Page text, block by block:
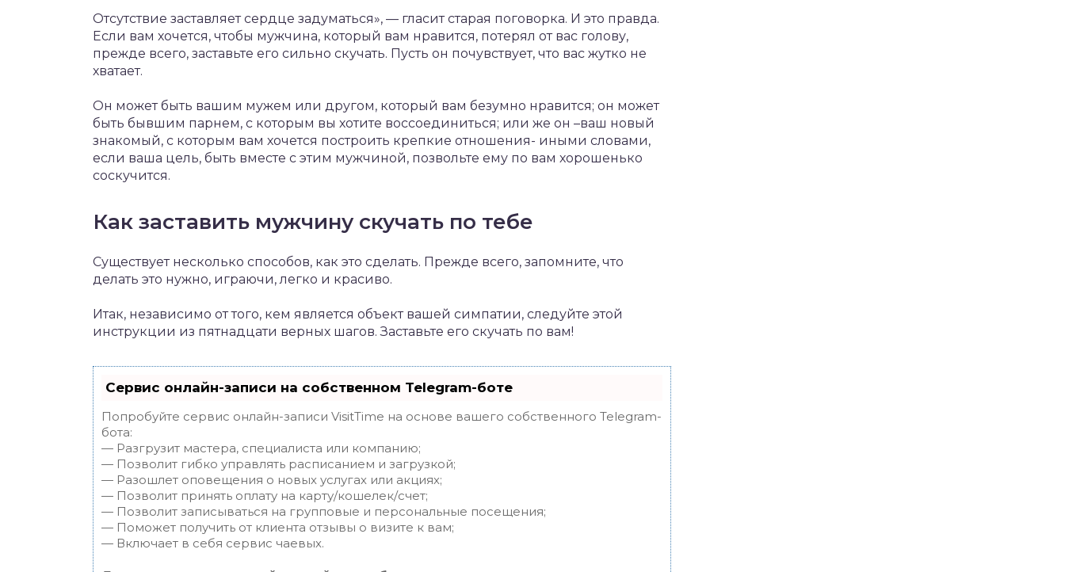
Отсутствие заставляет сердце задуматься», — гласит старая поговорка. И это правда.
Если вам хочется, чтобы мужчина, который вам нравится, потерял от вас голову,
прежде всего, заставьте его сильно скучать. Пусть он почувствует, что вас жутко не
хватает.
Он может быть вашим мужем или другом, который вам безумно нравится; он может
быть бывшим парнем, с которым вы хотите воссоединиться; или же он –ваш новый
знакомый, с которым вам хочется построить крепкие отношения- иными словами,
если ваша цель, быть вместе с этим мужчиной, позвольте ему по вам хорошенько
соскучится.
Как заставить мужчину скучать по тебе
Существует несколько способов, как это сделать. Прежде всего, запомните, что
делать это нужно, играючи, легко и красиво.
Итак, независимо от того, кем является объект вашей симпатии, следуйте этой
инструкции из пятнадцати верных шагов. Заставьте его скучать по вам!
Сервис онлайн-записи на собственном Telegram-боте
Попробуйте сервис онлайн-записи VisitTime на основе вашего собственного Telegram-
бота:
— Разгрузит мастера, специалиста или компанию;
— Позволит гибко управлять расписанием и загрузкой;
— Разошлет оповещения о новых услугах или акциях;
— Позволит принять оплату на карту/кошелек/счет;
— Позволит записываться на групповые и персональные посещения;
— Поможет получить от клиента отзывы о визите к вам;
— Включает в себя сервис чаевых.